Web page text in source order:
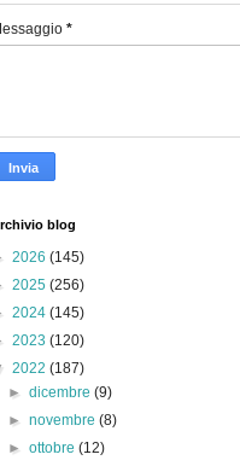
*
blog
2026 (145)
2025 (256)
2024 (145)
2023 (120)
2022 (187)
►dicembre(9)
►novembre(8)
►ottobre(12)